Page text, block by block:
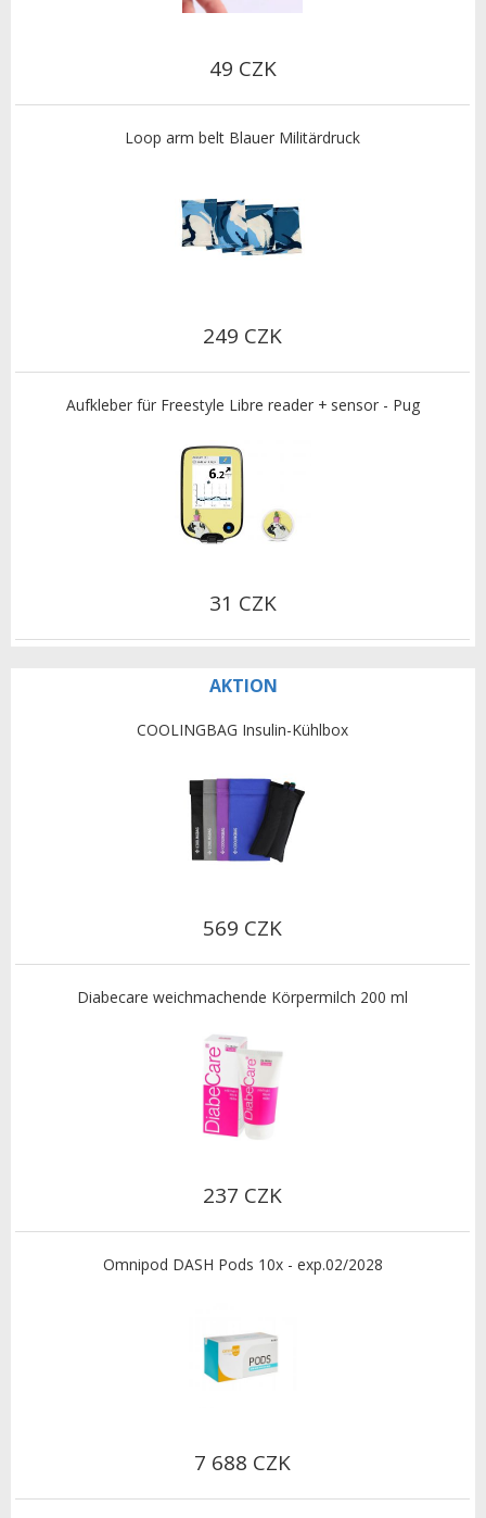
49 CZK
Loop arm belt Blauer Militärdruck
249 CZK
Aufkleber für Freestyle Libre reader + sensor - Pug
31 CZK
AKTION
COOLINGBAG Insulin-Kühlbox
569 CZK
Diabecare weichmachende Körpermilch 200 ml
237 CZK
Omnipod DASH Pods 10x - exp.02/2028
7 688 CZK